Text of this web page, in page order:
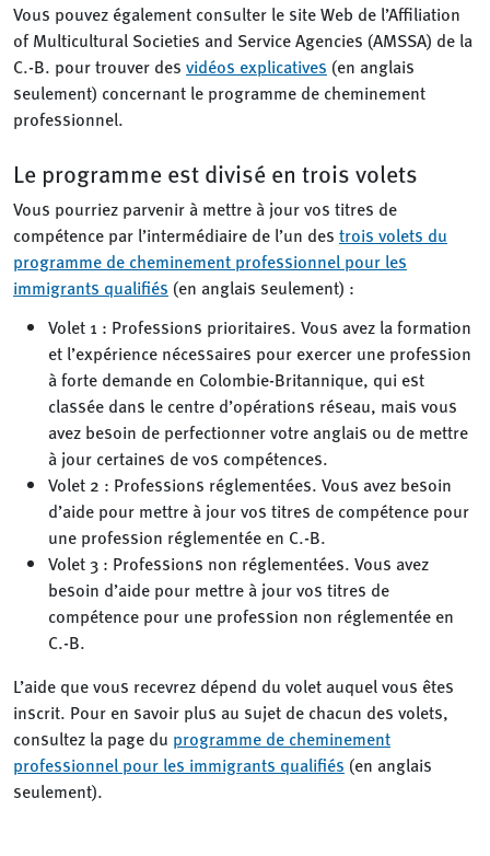
Vous pouvez également consulter le site Web de l’Affiliation
of Multicultural Societies and Service Agencies (AMSSA) de la
C.-B. pour trouver des vidéos explicatives (en anglais
seulement) concernant le programme de cheminement
professionnel.
Le programme est divisé en trois volets
Vous pourriez parvenir à mettre à jour vos titres de
compétence par l’intermédiaire de l’un des trois volets du
programme de cheminement professionnel pour les
immigrants qualifiés (en anglais seulement) :
Volet 1 : Professions prioritaires. Vous avez la formation
et l’expérience nécessaires pour exercer une profession
à forte demande en Colombie-Britannique, qui est
classée dans le centre d’opérations réseau, mais vous
avez besoin de perfectionner votre anglais ou de mettre
à jour certaines de vos compétences.
Volet 2 : Professions réglementées. Vous avez besoin
d’aide pour mettre à jour vos titres de compétence pour
une profession réglementée en C.-B.
Volet 3 : Professions non réglementées. Vous avez
besoin d’aide pour mettre à jour vos titres de
compétence pour une profession non réglementée en
C.-B.
L’aide que vous recevrez dépend du volet auquel vous êtes
inscrit. Pour en savoir plus au sujet de chacun des volets,
consultez la page du programme de cheminement
professionnel pour les immigrants qualifiés (en anglais
seulement).